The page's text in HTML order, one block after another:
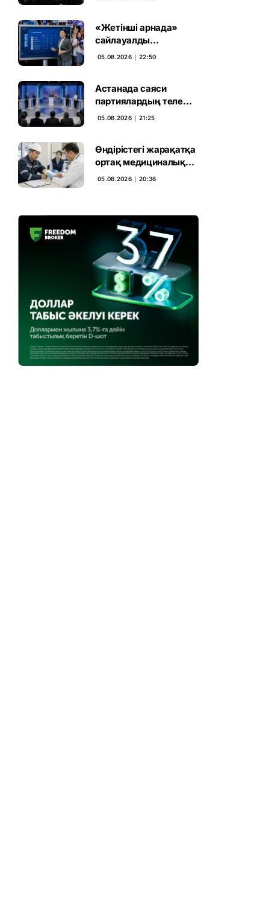
«Жетінші арнада»
сайлауалды
теледебаттың аралық
05.08.2026 ∣ 22:50
Астанада саяси
партиялардың теле
дебаты басталды
05.08.2026 ∣ 21:25
Өндірістегі жарақатқа
ортақ медициналық
талап енгізілмек
05.08.2026 ∣ 20:36